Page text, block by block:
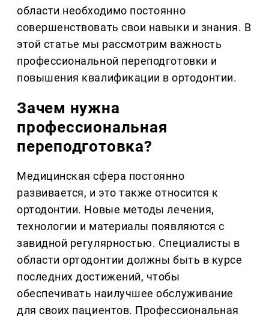
области необходимо постоянно
совершенствовать свои навыки и знания. В
этой статье мы рассмотрим важность
профессиональной переподготовки и
повышения квалификации в ортодонтии.
Зачем нужна
профессиональная
переподготовка?
Медицинская сфера постоянно
развивается, и это также относится к
ортодонтии. Новые методы лечения,
технологии и материалы появляются с
завидной регулярностью. Специалисты в
области ортодонтии должны быть в курсе
последних достижений, чтобы
обеспечивать наилучшее обслуживание
для своих пациентов. Профессиональная